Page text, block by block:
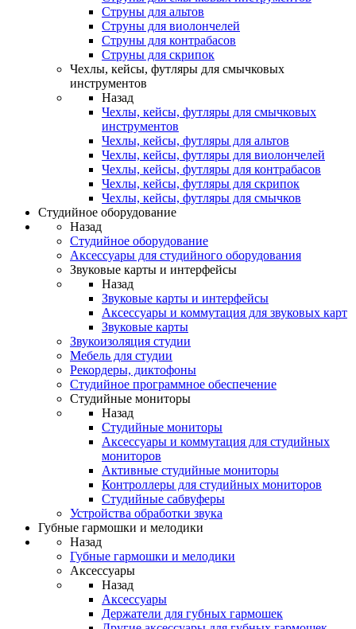
Струны для альтов
Струны для виолончелей
Струны для контрабасов
Струны для скрипок
Чехлы, кейсы, футляры для смычковых
инструментов
Назад
Чехлы, кейсы, футляры для смычковых
инструментов
Чехлы, кейсы, футляры для альтов
Чехлы, кейсы, футляры для виолончелей
Чехлы, кейсы, футляры для контрабасов
Чехлы, кейсы, футляры для скрипок
Чехлы, кейсы, футляры для смычков
Студийное оборудование
Назад
Студийное оборудование
Аксессуары для студийного оборудования
Звуковые карты и интерфейсы
Назад
Звуковые карты и интерфейсы
Аксессуары и коммутация для звуковых карт
Звуковые карты
Звукоизоляция студии
Мебель для студии
Рекордеры, диктофоны
Студийное программное обеспечение
Студийные мониторы
Назад
Студийные мониторы
Аксессуары и коммутация для студийных
мониторов
Активные студийные мониторы
Контроллеры для студийных мониторов
Студийные сабвуферы
Устройства обработки звука
Губные гармошки и мелодики
Назад
Губные гармошки и мелодики
Аксессуары
Назад
Аксессуары
Держатели для губных гармошек